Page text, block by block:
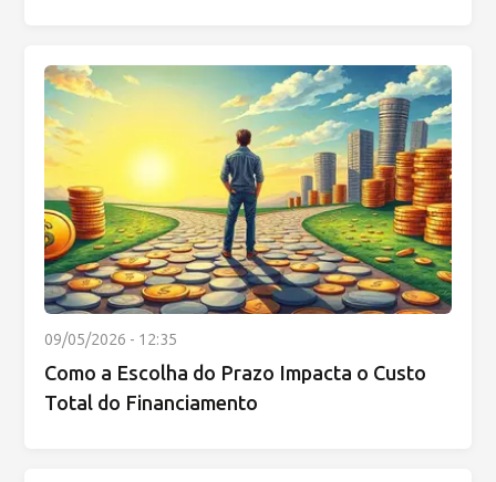
09/05/2026 - 12:35
Como a Escolha do Prazo Impacta o Custo
Total do Financiamento